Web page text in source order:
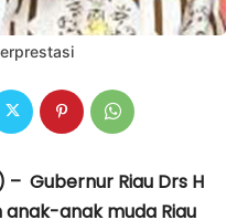
– Gubernur Riau Drs H
anak muda Riau